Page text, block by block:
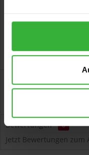
pigmentiert,
Bewertungen
0
Jetzt Bewertungen zum